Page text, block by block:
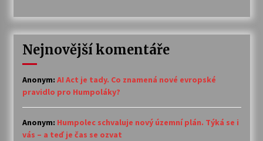
Nejnovější komentáře
Anonym: AI Act je tady. Co znamená nové evropské
pravidlo pro Humpoláky?
Anonym: Humpolec schvaluje nový územní plán. Týká se i
vás – a teď je čas se ozvat